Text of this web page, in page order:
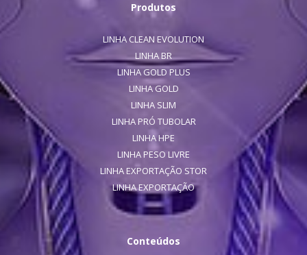
Produtos
LINHA CLEAN EVOLUTION
LINHA BR
LINHA GOLD PLUS
LINHA GOLD
LINHA SLIM
LINHA PRÓ TUBOLAR
LINHA HPE
LINHA PESO LIVRE
LINHA EXPORTAÇÃO STOR
LINHA EXPORTAÇÃO
Conteúdos